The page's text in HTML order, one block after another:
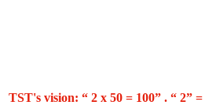
vision: “ 2 x 50 = 100” . “ 2” =